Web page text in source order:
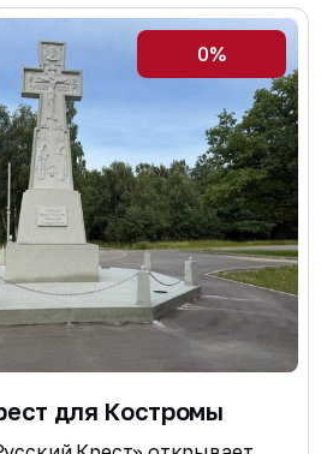
0%
для Костромы